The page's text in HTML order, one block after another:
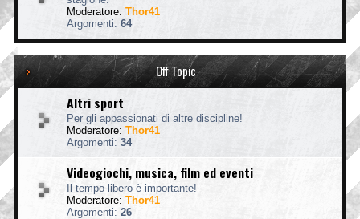
Moderatore: Thor41
Argomenti: 64
Off Topic
Altri sport
Per gli appassionati di altre discipline!
Moderatore: Thor41
Argomenti: 34
Videogiochi, musica, film ed eventi
Il tempo libero è importante!
Moderatore: Thor41
Argomenti: 26